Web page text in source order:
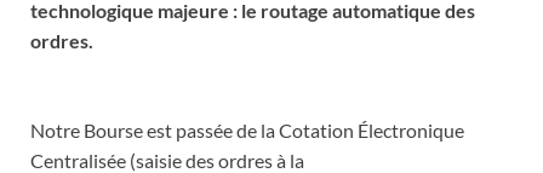
technologique majeure : le routage automatique des
ordres.
Notre Bourse est passée de la Cotation Électronique
Centralisée (saisie des ordres à la